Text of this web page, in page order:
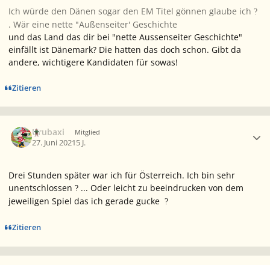
Ich würde den Dänen sogar den EM Titel gönnen glaube ich ?
. Wär eine nette "Außenseiter' Geschichte
und das Land das dir bei "nette Aussenseiter Geschichte"
einfällt ist Dänemark? Die hatten das doch schon. Gibt da
andere, wichtigere Kandidaten für sowas!
Zitieren
Urubaxi Mitglied
27. Juni 20215 J.
Drei Stunden später war ich für Österreich. Ich bin sehr
unentschlossen ? ... Oder leicht zu beeindrucken von dem
jeweiligen Spiel das ich gerade gucke ?
Zitieren